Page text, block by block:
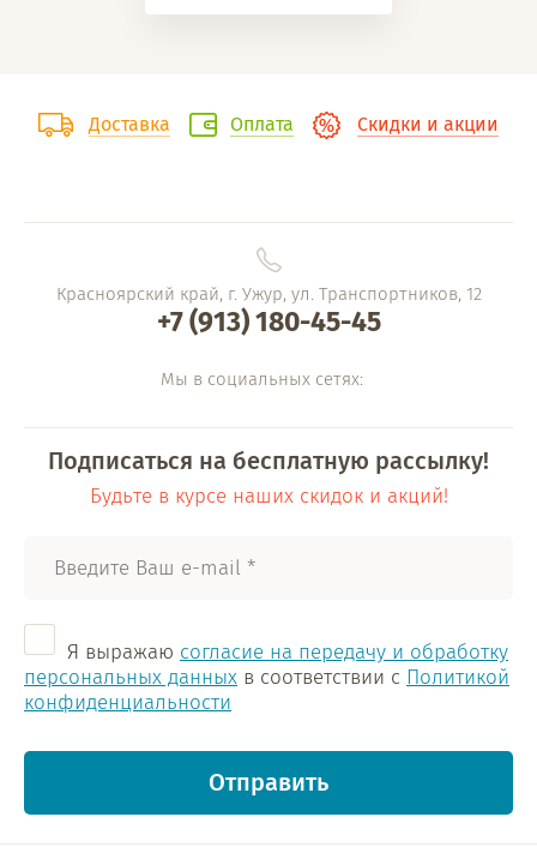
Доставка Оплата Скидки и акции
Красноярский край, г. Ужур, ул. Транспортников, 12
+7 (913) 180-45-45
Мы в социальных сетях:
Подписаться на бесплатную рассылку!
Будьте в курсе наших скидок и акций!
Я выражаю согласие на передачу и обработку
персональных данных в соответствии с Политикой
конфиденциальности
Отправить